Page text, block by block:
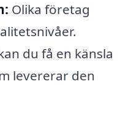
Olika företag
du få en känsla
levererar den